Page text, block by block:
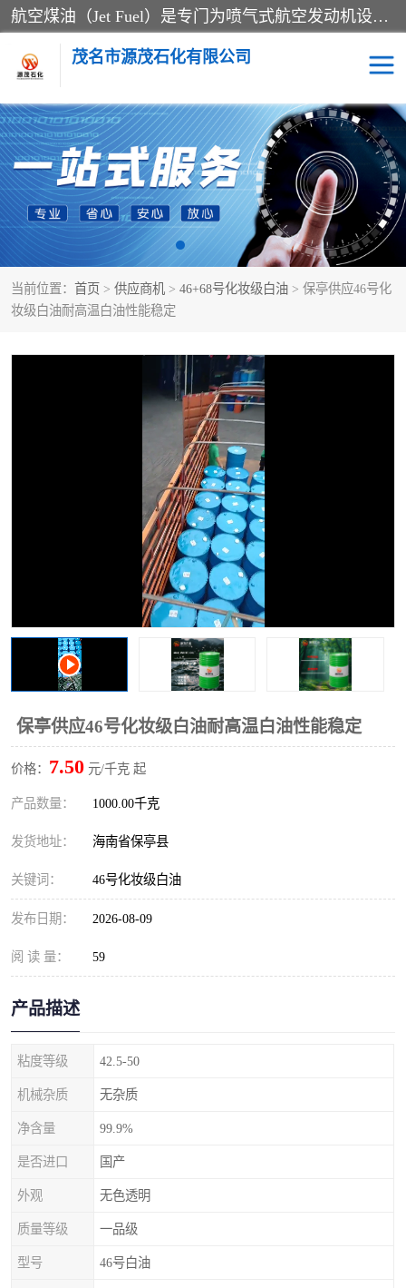
航空煤油（Jet Fuel）是专门为喷气式航空发动机设计的高纯度燃料，主要分为Jet A、Jet A-1和Jet B等类型。其特点是闪点高、低温流动性好，并添加了抗静电剂和抗氧化剂以确保飞行安全。航空煤油需
茂名市源茂石化有限公司
当前位置： 首页 > 供应商机 > 46+68号化妆级白油 > 保亭供应46号化
妆级白油耐高温白油性能稳定
保亭供应46号化妆级白油耐高温白油性能稳定
价格： 7.50 元/千克 起
产品数量： 1000.00千克
发货地址： 海南省保亭县
关键词： 46号化妆级白油
发布日期： 2026-08-09
阅 读 量： 59
产品描述
粘度等级 42.5-50
机械杂质 无杂质
净含量 99.9%
是否进口 国产
外观 无色透明
质量等级 一品级
型号 46号白油
RP3航空煤油 D20+D30溶剂油
D40+D60溶剂油 D80+D100溶剂油
6号+120号溶剂油 260号溶剂油
异构烷烃 天然乳胶
46+68号化妆级白油